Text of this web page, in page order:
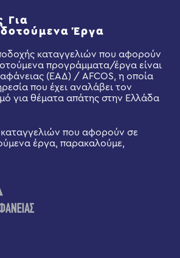
Για
Έργα
καταγγελιών που αφορούν
προγράμματα/έργα είναι
(ΕΑΔ) / AFCOS, η οποία
που έχει αναλάβει τον
για θέματα απάτης στην Ελλάδα
καταγγελιών που αφορούν σε
έργα, παρακαλούμε,